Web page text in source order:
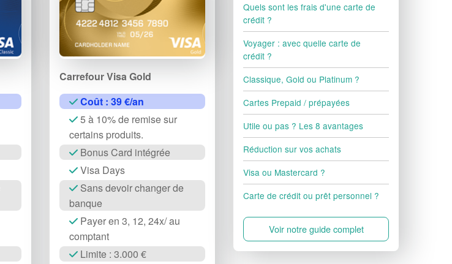
Carrefour Visa Gold
Coût : 39 €/an
5 à 10% de remise sur
certains produits.
Bonus Card intégrée
Visa Days
Sans devoir changer de
banque
Payer en 3, 12, 24x/ au
comptant
Limite : 3.000 €
Quels sont les frais d'une carte de
crédit ?
Voyager : avec quelle carte de
crédit ?
Classique, Gold ou Platinum ?
Cartes Prepaid / prépayées
Utile ou pas ? Les 8 avantages
Réduction sur vos achats
Visa ou Mastercard ?
Carte de crédit ou prêt personnel ?
Voir notre guide complet